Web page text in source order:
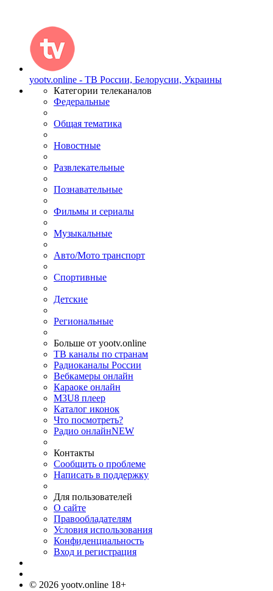
yootv.online - ТВ России, Белорусии, Украины
Категории телеканалов
Федеральные
Общая тематика
Новостные
Развлекательные
Познавательные
Фильмы и сериалы
Музыкальные
Авто/Мото транспорт
Спортивные
Детские
Региональные
Больше от yootv.online
ТВ каналы по странам
Радиоканалы России
Вебкамеры онлайн
Караоке онлайн
M3U8 плеер
Каталог иконок
Что посмотреть?
Радио онлайнNEW
Контакты
Сообщить о проблеме
Написать в поддержку
Для пользователей
О сайте
Правообладателям
Условия использования
Конфиденциальность
Вход и регистрация
© 2026 yootv.online 18+